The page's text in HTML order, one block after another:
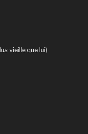
vieille que lui)